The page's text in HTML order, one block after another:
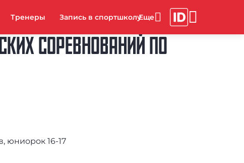
Тренеры Запись в спортшколу
СОРЕВНОВАНИЙ ПО
юниорок 16-17